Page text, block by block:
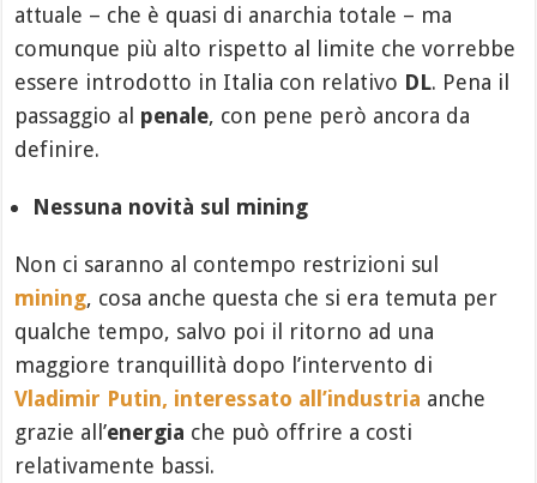
attuale – che è quasi di anarchia totale – ma
comunque più alto rispetto al limite che vorrebbe
essere introdotto in Italia con relativo DL. Pena il
passaggio al penale, con pene però ancora da
definire.
Nessuna novità sul mining
Non ci saranno al contempo restrizioni sul
mining, cosa anche questa che si era temuta per
qualche tempo, salvo poi il ritorno ad una
maggiore tranquillità dopo l’intervento di
Vladimir Putin, interessato all’industria anche
grazie all’energia che può offrire a costi
relativamente bassi.